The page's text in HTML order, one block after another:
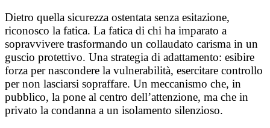
Dietro quella sicurezza ostentata senza esitazione,
riconosco la fatica. La fatica di chi ha imparato a
sopravvivere trasformando un collaudato carisma in un
guscio protettivo. Una strategia di adattamento: esibire
forza per nascondere la vulnerabilità, esercitare controllo
per non lasciarsi sopraffare. Un meccanismo che, in
pubblico, la pone al centro dell’attenzione, ma che in
privato la condanna a un isolamento silenzioso.